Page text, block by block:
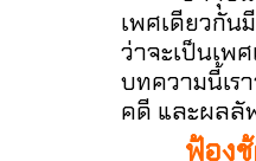
เพศเดียวกัน
ว่าจะเป็นเพ
บทความนี้เร
คดี และผลลั
ฟ้อง